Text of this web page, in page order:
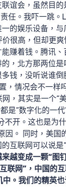
谊会，虽然目
任。我吓一跳
的娱乐设备，
很高，但却更
赚着钱。腾讯
，北方那两位
钱，没听说谁
，情况会不一样
，其实是一个“
“数字化的一
不开。这也是为
。 同时，美国
互联网可以说是
越变成一颗“图
联网”，中国的
。我们的精英